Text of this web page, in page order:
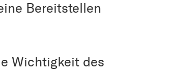
Bereitstellen
Wichtigkeit des